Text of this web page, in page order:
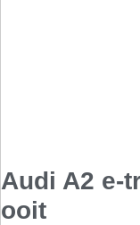
Audi A2 e-
ooit